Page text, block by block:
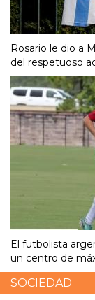
Rosario le dio a
del respetuoso
El futbolista
un centro de
SOCIEDAD